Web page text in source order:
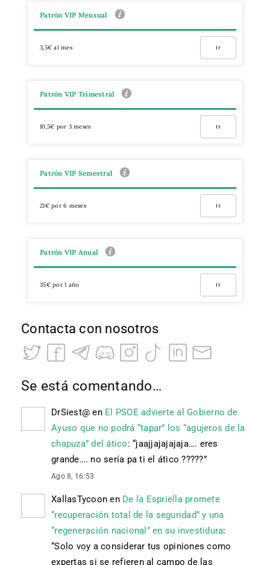
Patrón VIP Mensual
3,5€ al mes Ir
Patrón VIP Trimestral
10,5€ por 3 meses Ir
Patrón VIP Semestral
21€ por 6 meses Ir
Patrón VIP Anual
35€ por 1 año Ir
Contacta con nosotros
Se está comentando…
DrSiest@ en El PSOE advierte al Gobierno de
Ayuso que no podrá “tapar” los “agujeros de la
chapuza” del ático: “jaajjajajajaja…. eres
grande…. no sería pa ti el ático ?????”
Ago 8, 16:53
XallasTycoon en De la Espriella promete
“recuperación total de la seguridad” y una
“regeneración nacional” en su investidura:
“Solo voy a considerar tus opiniones como
expertas si se refieren al campo de las